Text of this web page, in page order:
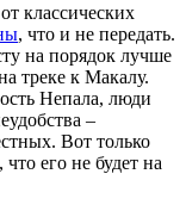
классических
, что и не передать.
на порядок лучше
треке к Макалу.
Непала, люди
–
Вот только
его не будет на